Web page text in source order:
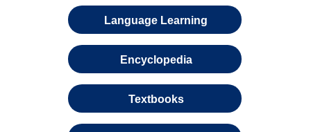
Language Learning
Encyclopedia
Textbooks